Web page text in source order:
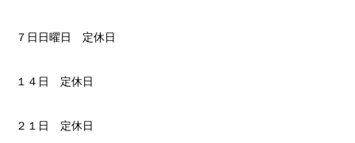
７日日曜日 定休日
１４日 定休日
２１日 定休日